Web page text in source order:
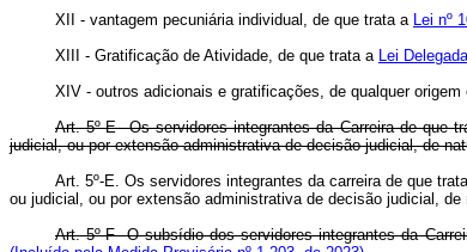
XII - vantagem pecuniária individual, de que trata a Lei nº
XIII - Gratificação de Atividade, de que trata a Lei
XIV - outros adicionais e gratificações, de qualquer
Art. 5º-E Os servidores integrantes da Carreira de que
judicial, ou por extensão administrativa de decisão judicial, de
Art. 5º-E. Os servidores integrantes da carreira de que
ou judicial, ou por extensão administrativa de decisão judicial,
Art. 5º-F O subsídio dos servidores integrantes da